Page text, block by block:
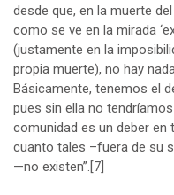
desde que, en la muerte
como se ve en la mirada
(justamente en la
propia muerte), no hay
Básicamente, tenemos el
pues sin ella no
comunidad es un deber en
cuanto tales –fuera de su
—no existen”.[7]